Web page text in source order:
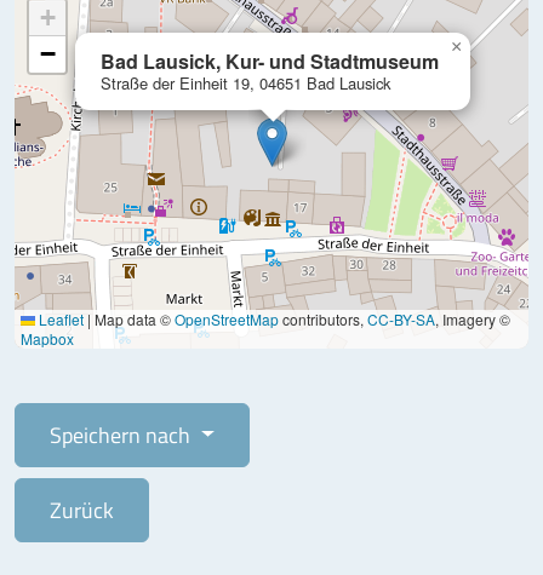
Bad Lausick, Kur- und Stadtmuseum
Straße der Einheit 19, 04651 Bad Lausick
×
+
−
Leaflet | Map data ©OpenStreetMapcontributors, CC-BY-SA, Imagery ©
Mapbox
Speichern nach
Zurück